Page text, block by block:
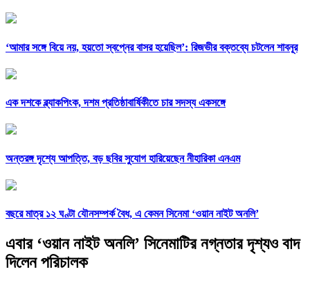
‘আমার সঙ্গে বিয়ে নয়, হয়তো স্বপ্নের বাসর হয়েছিল’: রিজভীর বক্তব্যে চটলেন শাবনূর
এক দশকে ব্ল্যাকপিংক, দশম প্রতিষ্ঠাবার্ষিকীতে চার সদস্য একসঙ্গে
অন্তরঙ্গ দৃশ্যে আপত্তি, বড় ছবির সুযোগ হারিয়েছেন নীহারিকা এনএম
বছরে মাত্র ১২ ঘণ্টা যৌনসম্পর্ক বৈধ, এ কেমন সিনেমা ‘ওয়ান নাইট অনলি’
এবার ‘ওয়ান নাইট অনলি’ সিনেমাটির নগ্নতার দৃশ্যও বাদ
দিলেন পরিচালক